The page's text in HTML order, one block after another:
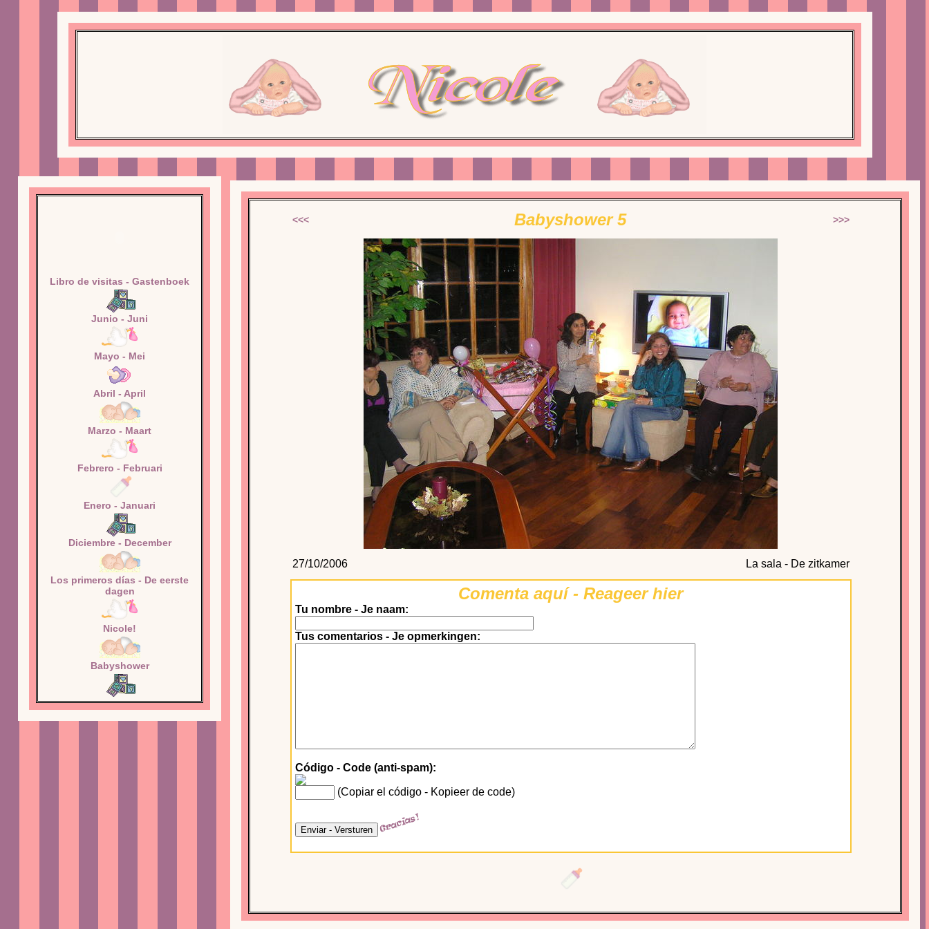
Libro de visitas - Gastenboek
Junio - Juni
Mayo - Mei
Abril - April
Marzo - Maart
Febrero - Februari
Enero - Januari
Diciembre - December
Los primeros días - De eerste
dagen
Nicole!
Babyshower
<<< Babyshower 5 >>>
27/10/2006 La sala - De zitkamer
Comenta aquí - Reageer hier
Tu nombre - Je naam:
Tus comentarios - Je opmerkingen:
Código - Code (anti-spam):
(Copiar el código - Kopieer de code)